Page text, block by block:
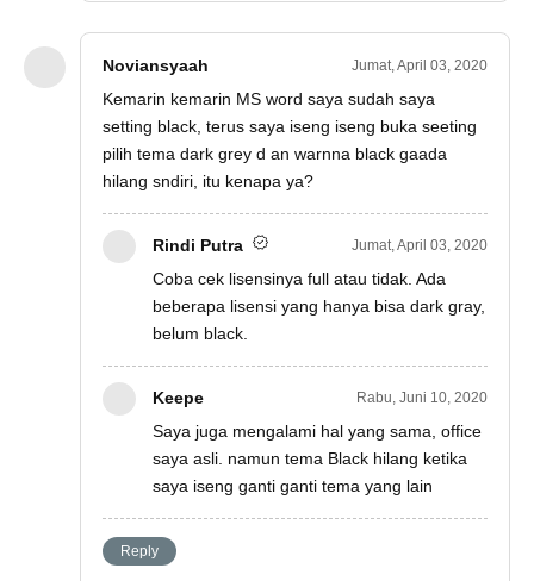
Noviansyaah Jumat, April 03, 2020
Kemarin kemarin MS word saya sudah saya
setting black, terus saya iseng iseng buka seeting
pilih tema dark grey d an warnna black gaada
hilang sndiri, itu kenapa ya?
Rindi Putra Jumat, April 03, 2020
Coba cek lisensinya full atau tidak. Ada
beberapa lisensi yang hanya bisa dark gray,
belum black.
Keepe Rabu, Juni 10, 2020
Saya juga mengalami hal yang sama, office
saya asli. namun tema Black hilang ketika
saya iseng ganti ganti tema yang lain
Reply